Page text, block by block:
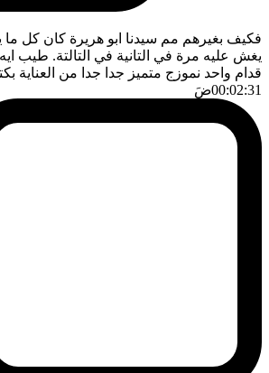
فكيف بغيرهم مم سيدنا ابو هريرة كان كل
يغش عليه مرة في التانية في التالتة. طيب
قدام واحد نموزج متميز جدا جدا من العناية
00:02:31ضَ